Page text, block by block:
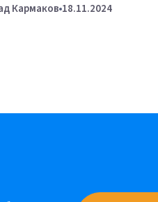
Кармаков 18.11.2024